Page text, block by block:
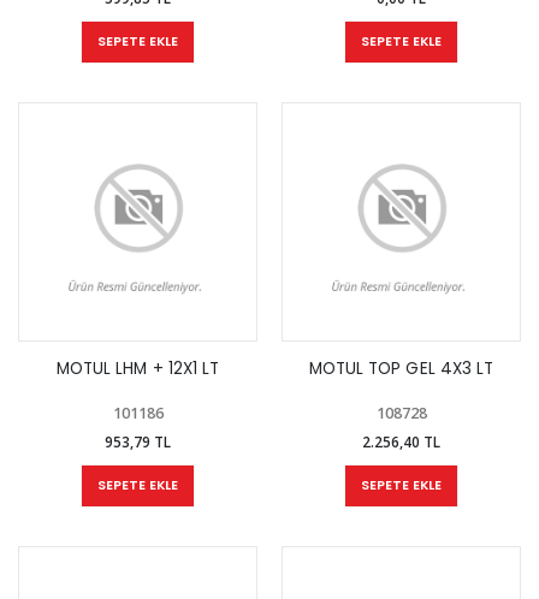
SEPETE EKLE SEPETE EKLE
MOTUL LHM + 12X1 LT
101186
953,79 TL
SEPETE EKLE
MOTUL TOP GEL 4X3 LT
108728
2.256,40 TL
SEPETE EKLE